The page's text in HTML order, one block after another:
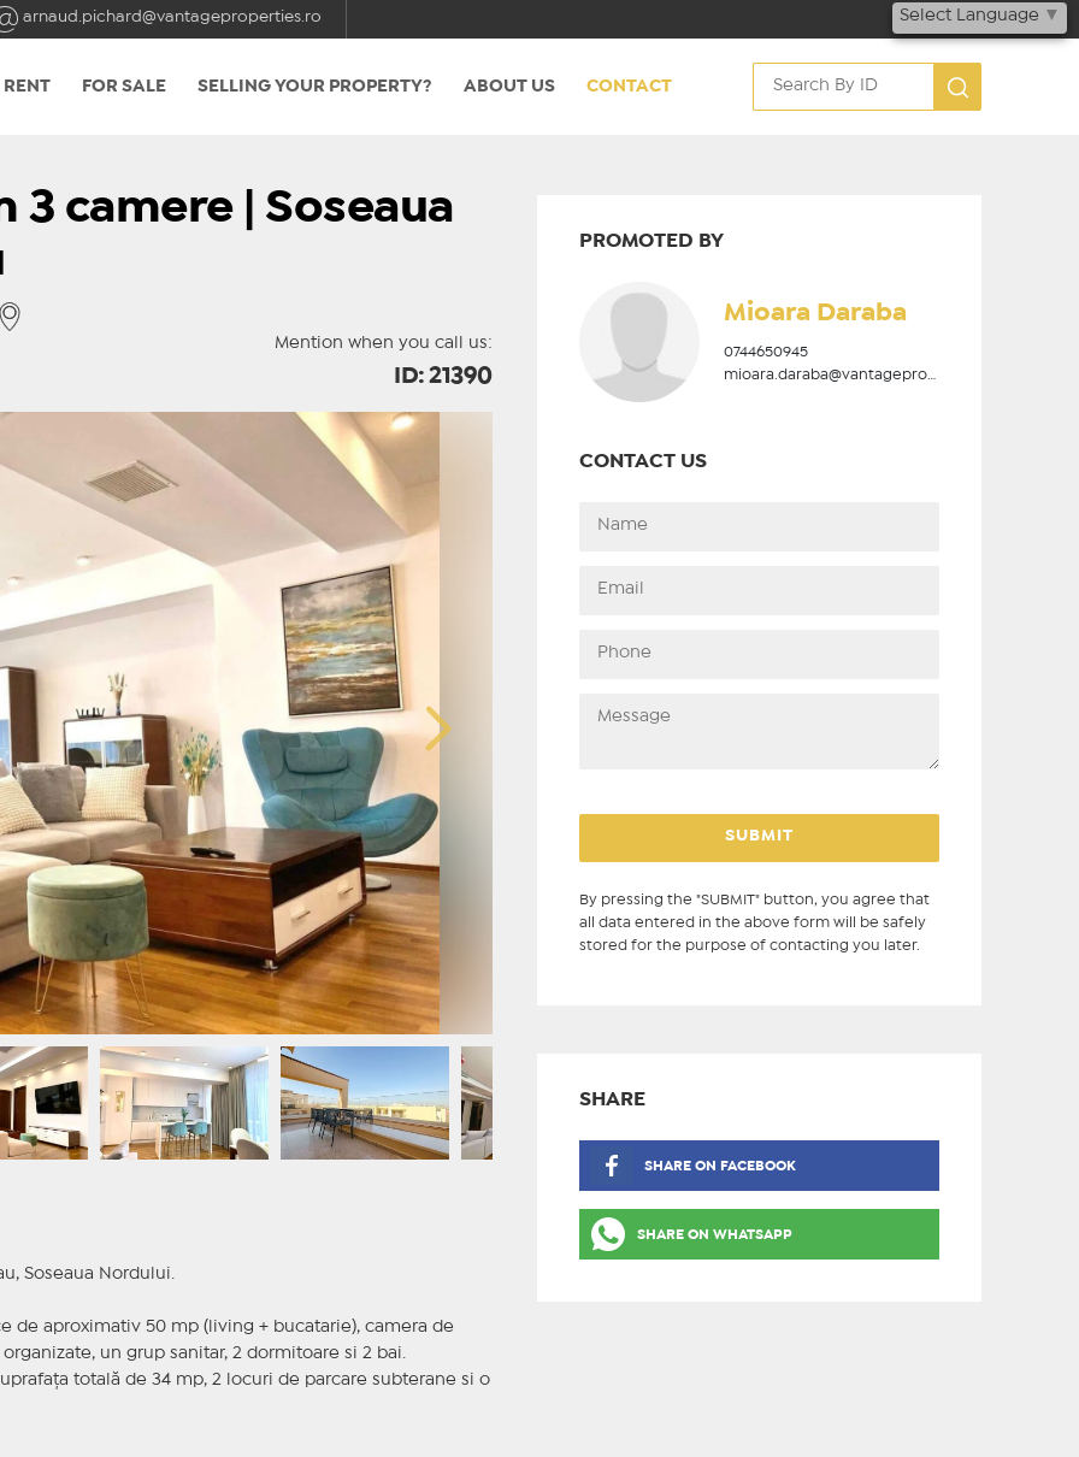
Select Language ▼
arnaud.pichard@vantageproperties.ro
RENT FOR SALE SELLING YOUR PROPERTY? ABOUT US CONTACT
camere | Soseaua
Mention when you call us:
ID: 21390
Soseaua Nordului.
de aproximativ 50 mp (living + bucatarie), camera de
un grup sanitar, 2 dormitoare si 2 bai.
totală de 34 mp, 2 locuri de parcare subterane si o
PROMOTED BY
Mioara Daraba
0744650945
mioara.daraba@vantageproperties.ro
CONTACT US
By pressing the "SUBMIT" button, you agree that
all data entered in the above form will be safely
stored for the purpose of contacting you later.
SHARE
SHARE ON FACEBOOK
SHARE ON WHATSAPP